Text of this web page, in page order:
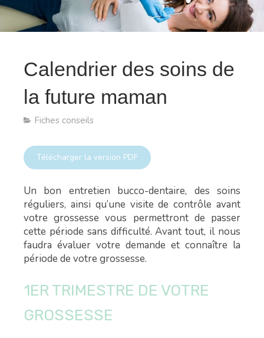
Calendrier des soins de
la future maman
Fiches conseils
Télécharger la version PDF
Un bon entretien bucco-dentaire, des soins
réguliers, ainsi qu’une visite de contrôle avant
votre grossesse vous permettront de passer
cette période sans difficulté. Avant tout, il nous
faudra évaluer votre demande et connaître la
période de votre grossesse.
1ER TRIMESTRE DE VOTRE
GROSSESSE